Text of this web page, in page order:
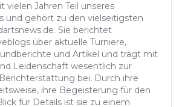
vielen Jahren Teil unseres
und gehört zu den vielseitigsten
Sie berichtet
über aktuelle Turniere,
und Artikel und trägt mit
Leidenschaft wesentlich zur
bei. Durch ihre
ihre Begeisterung für den
für Details ist sie zu einem